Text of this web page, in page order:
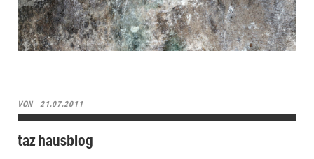
VON 21.07.2011
taz hausblog